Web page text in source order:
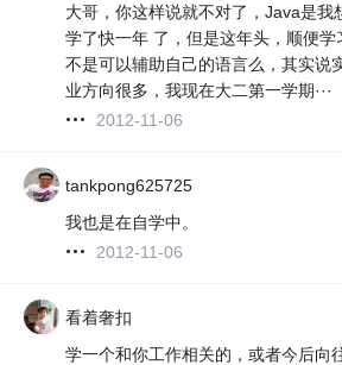
大哥，你这样说就不对了，Java是我
学了快一年 了，但是这年头，顺便学
不是可以辅助自己的语言么，其实说
业方向很多，我现在大二第一学期···
2012-11-06
tankpong625725
我也是在自学中。
2012-11-06
看着奢扣
学一个和你工作相关的，或者今后向